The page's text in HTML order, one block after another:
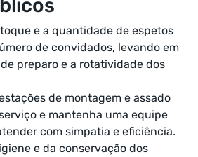
e a quantidade de espetos
de convidados, levando em
preparo e a rotatividade dos
de montagem e assado
e mantenha uma equipe
com simpatia e eficiência.
e da conservação dos